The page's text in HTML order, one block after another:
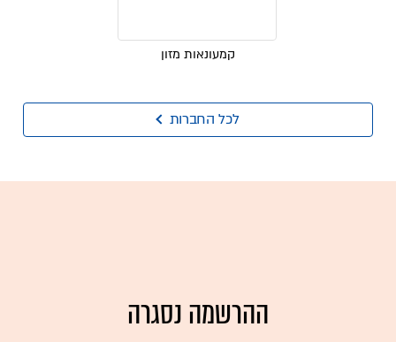
קמעונאות מזון
לכל החברות
ההרשמה נסגרה